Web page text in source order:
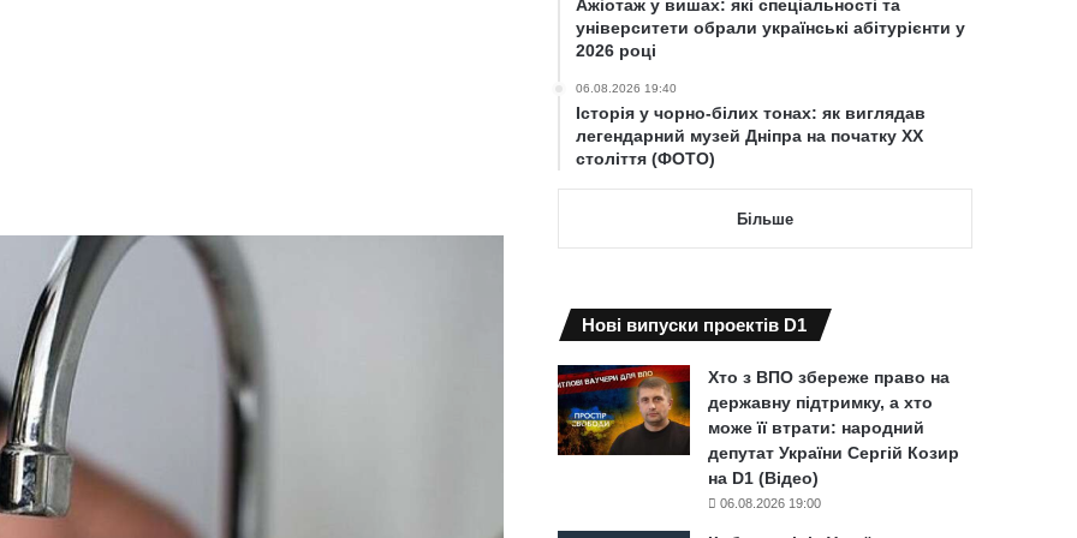
Ажіотаж у вишах: які спеціальності та
університети обрали українські абітурієнти у
2026 році
06.08.2026 19:40
Історія у чорно-білих тонах: як виглядав
легендарний музей Дніпра на початку ХХ
століття (ФОТО)
Більше
Нові випуски проектів D1
Хто з ВПО збереже право на
державну підтримку, а хто
може її втрати: народний
депутат України Сергій Козир
на D1 (Відео)
06.08.2026 19:00